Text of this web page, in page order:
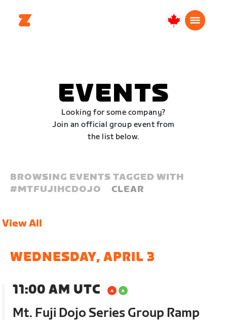
Canada
EVENTS
Looking for some company?
Join an official group event from
the list below.
BROWSING EVENTS TAGGED WITH
#MTFUJIHCDOJO CLEAR
View All
WEDNESDAY, APRIL 3
11:00 AM UTC
Mt. Fuji Dojo Series Group Ramp